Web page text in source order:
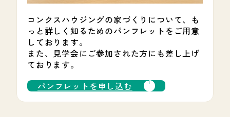
コンクスハウジングの家づくりについて、も
っと詳しく知るためのパンフレットをご用意
しております。
また、見学会にご参加された方にも差し上げ
ております。
パンフレットを申し込む